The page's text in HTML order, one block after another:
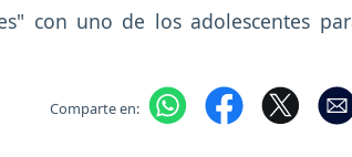
con uno de los adolescentes
Comparte en: